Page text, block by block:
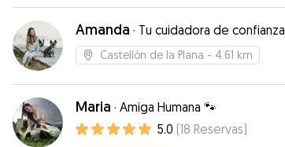
Amanda · Tu cuidadora de confianza
Castellón de la Plana - 4.61 km
Maria · Amiga Humana 🐾
5.0 (18 Reservas)